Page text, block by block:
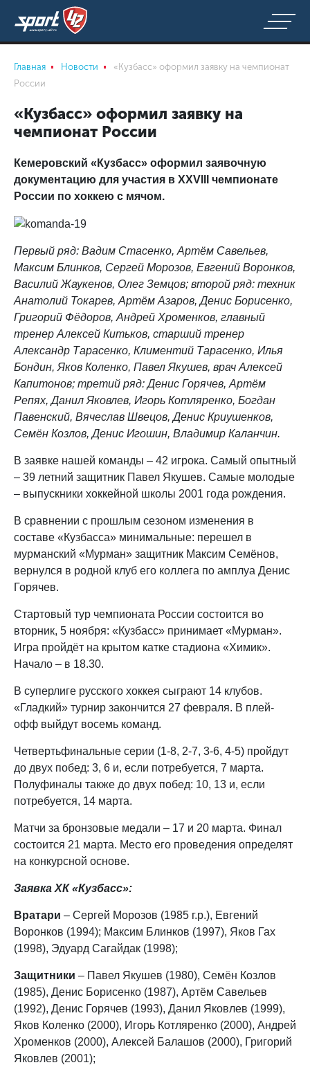
Главная Новости
«Кузбасс» оформил заявку на чемпионат
России
«Кузбасс» оформил заявку на
чемпионат России
Кемеровский «Кузбасс» оформил заявочную
документацию для участия в XXVIII чемпионате
России по хоккею с мячом.
Первый ряд: Вадим Стасенко, Артём Савельев,
Максим Блинков, Сергей Морозов, Евгений Воронков,
Василий Жаукенов, Олег Земцов; второй ряд: техник
Анатолий Токарев, Артём Азаров, Денис Борисенко,
Григорий Фёдоров, Андрей Хроменков, главный
тренер Алексей Китьков, старший тренер
Александр Тарасенко, Климентий Тарасенко, Илья
Бондин, Яков Коленко, Павел Якушев, врач Алексей
Капитонов; третий ряд: Денис Горячев, Артём
Репях, Данил Яковлев, Игорь Котляренко, Богдан
Павенский, Вячеслав Швецов, Денис Криушенков,
Семён Козлов, Денис Игошин, Владимир Каланчин.
В заявке нашей команды – 42 игрока. Самый опытный
– 39 летний защитник Павел Якушев. Самые молодые
– выпускники хоккейной школы 2001 года рождения.
В сравнении с прошлым сезоном изменения в
составе «Кузбасса» минимальные: перешел в
мурманский «Мурман» защитник Максим Семёнов,
вернулся в родной клуб его коллега по амплуа Денис
Горячев.
Стартовый тур чемпионата России состоится во
вторник, 5 ноября: «Кузбасс» принимает «Мурман».
Игра пройдёт на крытом катке стадиона «Химик».
Начало – в 18.30.
В суперлиге русского хоккея сыграют 14 клубов.
«Гладкий» турнир закончится 27 февраля. В плей-
офф выйдут восемь команд.
Четвертьфинальные серии (1-8, 2-7, 3-6, 4-5) пройдут
до двух побед: 3, 6 и, если потребуется, 7 марта.
Полуфиналы также до двух побед: 10, 13 и, если
потребуется, 14 марта.
Матчи за бронзовые медали – 17 и 20 марта. Финал
состоится 21 марта. Место его проведения определят
на конкурсной основе.
Заявка ХК «Кузбасс»:
Вратари – Сергей Морозов (1985 г.р.), Евгений
Воронков (1994); Максим Блинков (1997), Яков Гах
(1998), Эдуард Сагайдак (1998);
Защитники – Павел Якушев (1980), Семён Козлов
(1985), Денис Борисенко (1987), Артём Савельев
(1992), Денис Горячев (1993), Данил Яковлев (1999),
Яков Коленко (2000), Игорь Котляренко (2000), Андрей
Хроменков (2000), Алексей Балашов (2000), Григорий
Яковлев (2001);